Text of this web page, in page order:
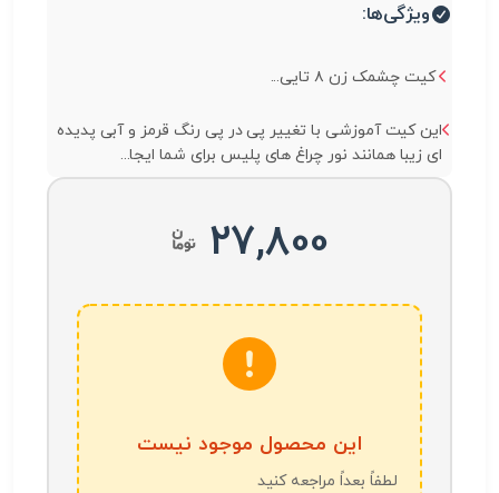
ویژگی‌ها:
کیت چشمک زن ۸ تایی...
این کیت آموزشی با تغییر پی در پی رنگ قرمز و آبی پدیده
ای زیبا همانند نور چراغ های پلیس برای شما ایجا...
27,800
این محصول موجود نیست
لطفاً بعداً مراجعه کنید